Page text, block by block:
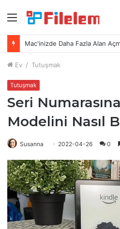
menü
Mac'te Ekran Görüntüleri Nasıl
Ev / Tutuşmak
Tutuşmak
Seri
Modelini Nasıl
Susanna 2022-04-26 0